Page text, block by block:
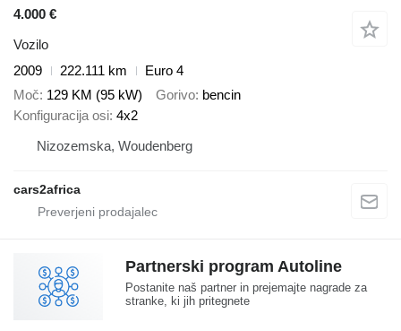
4.000 €
Vozilo
2009
222.111 km
Euro 4
Moč 129 KM (95 kW) Gorivo bencin
Konfiguracija osi 4x2
Nizozemska, Woudenberg
cars2africa
Partnerski program Autoline
Postanite naš partner in prejemajte nagrade za
stranke, ki jih pritegnete